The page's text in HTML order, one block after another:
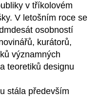
v tříkolovém
V letošním roce se
osobností
kurátorů,
významných
teoretiků designu
stála především